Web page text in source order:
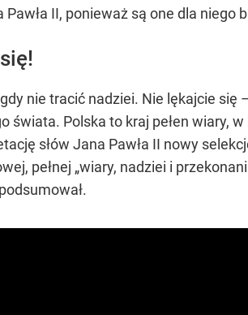
II, ponieważ są one dla niego
nie tracić nadziei. Nie lękajcie się
świata. Polska to kraj pełen wiary,
słów Jana Pawła II nowy
pełnej „wiary, nadziei i